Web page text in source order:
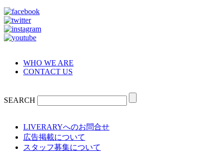
WHO WE ARE
CONTACT US
SEARCH
LIVERARYへのお問合せ
広告掲載について
スタッフ募集について